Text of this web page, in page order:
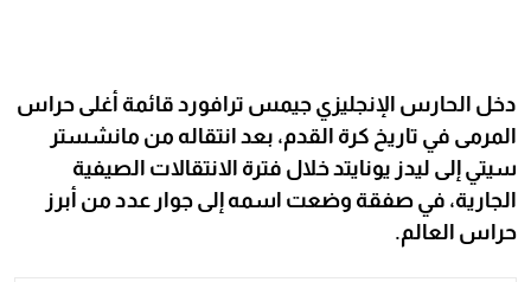
دخل الحارس الإنجليزي جيمس ترافورد قائمة أغلى حراس
المرمى في تاريخ كرة القدم، بعد انتقاله من مانشستر
سيتي إلى ليدز يونايتد خلال فترة الانتقالات الصيفية
الجارية، في صفقة وضعت اسمه إلى جوار عدد من أبرز
حراس العالم.